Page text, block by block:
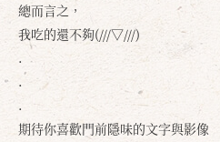
總而言之，
我吃的還不夠(///▽///)
.
.
.
期待你喜歡門前隱味的文字與影像
確定